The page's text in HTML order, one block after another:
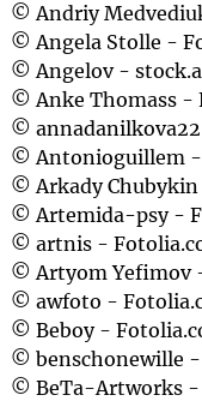
© Andriy
© Angela Stolle -
© Angelov -
© Anke Thomass -
©
© Antonioguillem -
© Arkady
© Artemida-psy -
© artnis -
© Artyom Yefimov
© awfoto -
© Beboy -
© benschonewille -
© BeTa-Artworks -